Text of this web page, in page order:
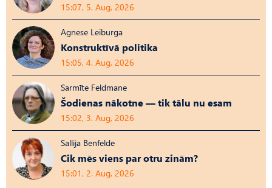
15:07, 5. Aug, 2026
Agnese Leiburga
Konstruktīvā politika
15:05, 4. Aug, 2026
Sarmīte Feldmane
Šodienas nākotne — tik tālu nu esam
15:02, 3. Aug, 2026
Sallija Benfelde
Cik mēs viens par otru zinām?
15:01, 2. Aug, 2026